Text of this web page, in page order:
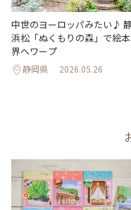
中世のヨーロッパみたい♪
浜松「ぬくもりの森」で絵
界へワープ
静岡県 2026.05.26